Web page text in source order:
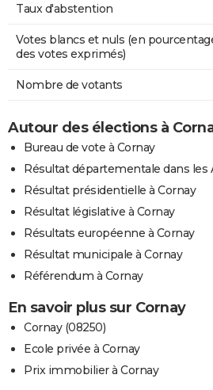
Taux d'abstention
Votes blancs et nuls (en
des votes exprimés)
Nombre de votants
Autour des élections à
Bureau de vote à Cornay
Résultat départementale dans les
Résultat présidentielle à Cornay
Résultat législative à Cornay
Résultats européenne à Cornay
Résultat municipale à Cornay
Référendum à Cornay
En savoir plus sur Cornay
Cornay (08250)
Ecole privée à Cornay
Prix immobilier à Cornay